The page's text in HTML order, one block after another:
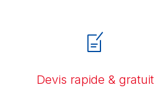
Devis rapide & gratuit